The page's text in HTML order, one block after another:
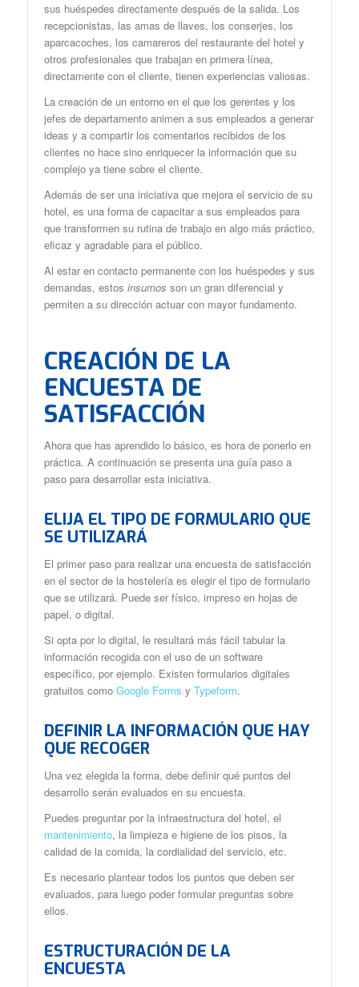
sus huéspedes directamente después de la salida. Los
recepcionistas, las amas de llaves, los conserjes, los
aparcacoches, los camareros del restaurante del hotel y
otros profesionales que trabajan en primera línea,
directamente con el cliente, tienen experiencias valiosas.
La creación de un entorno en el que los gerentes y los
jefes de departamento animen a sus empleados a generar
ideas y a compartir los comentarios recibidos de los
clientes no hace sino enriquecer la información que su
complejo ya tiene sobre el cliente.
Además de ser una iniciativa que mejora el servicio de su
hotel, es una forma de capacitar a sus empleados para
que transformen su rutina de trabajo en algo más práctico,
eficaz y agradable para el público.
Al estar en contacto permanente con los huéspedes y sus
demandas, estos insumos son un gran diferencial y
permiten a su dirección actuar con mayor fundamento.
CREACIÓN DE LA
ENCUESTA DE
SATISFACCIÓN
Ahora que has aprendido lo básico, es hora de ponerlo en
práctica. A continuación se presenta una guía paso a
paso para desarrollar esta iniciativa.
ELIJA EL TIPO DE FORMULARIO QUE
SE UTILIZARÁ
El primer paso para realizar una encuesta de satisfacción
en el sector de la hostelería es elegir el tipo de formulario
que se utilizará. Puede ser físico, impreso en hojas de
papel, o digital.
Si opta por lo digital, le resultará más fácil tabular la
información recogida con el uso de un software
específico, por ejemplo. Existen formularios digitales
gratuitos como Google Forms y Typeform.
DEFINIR LA INFORMACIÓN QUE HAY
QUE RECOGER
Una vez elegida la forma, debe definir qué puntos del
desarrollo serán evaluados en su encuesta.
Puedes preguntar por la infraestructura del hotel, el
mantenimiento, la limpieza e higiene de los pisos, la
calidad de la comida, la cordialidad del servicio, etc.
Es necesario plantear todos los puntos que deben ser
evaluados, para luego poder formular preguntas sobre
ellos.
ESTRUCTURACIÓN DE LA
ENCUESTA